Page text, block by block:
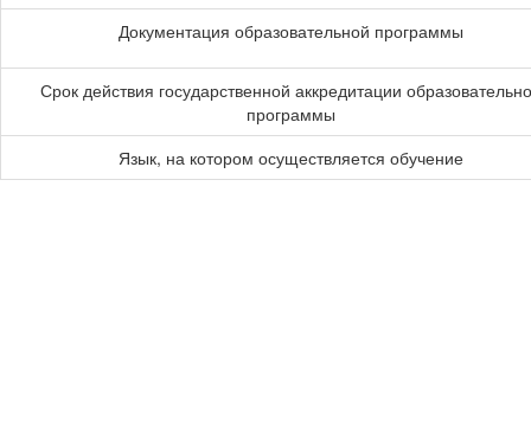
Документация образовательной программы
Срок действия государственной аккредитации
программы
Язык, на котором осуществляется обучение